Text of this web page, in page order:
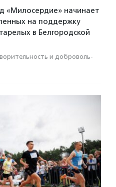
«Милосердие» начинает
на поддержку
в Белгородской
и доброволь­